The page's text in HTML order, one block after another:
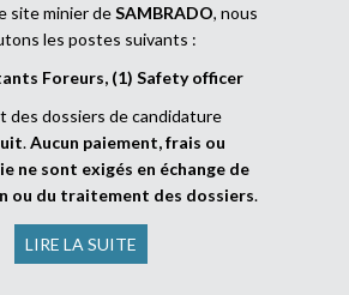
site minier deSAMBRADO, nous
les postes suivants :
Foreurs, (1) Safety officer
des dossiers de candidature
.Aucun paiement, frais ou
ne sont exigés en échange de
ou du traitement des dossiers.
LIRE LA SUITE